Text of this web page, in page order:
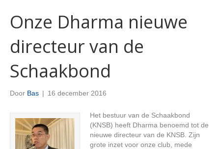
Onze Dharma nieuwe
directeur van de
Schaakbond
Door Bas | 16 december 2016
Het bestuur van de Schaakbond
(KNSB) heeft Dharma benoemd tot de
nieuwe directeur van de KNSB. Zijn
grote inzet voor onze club, mede